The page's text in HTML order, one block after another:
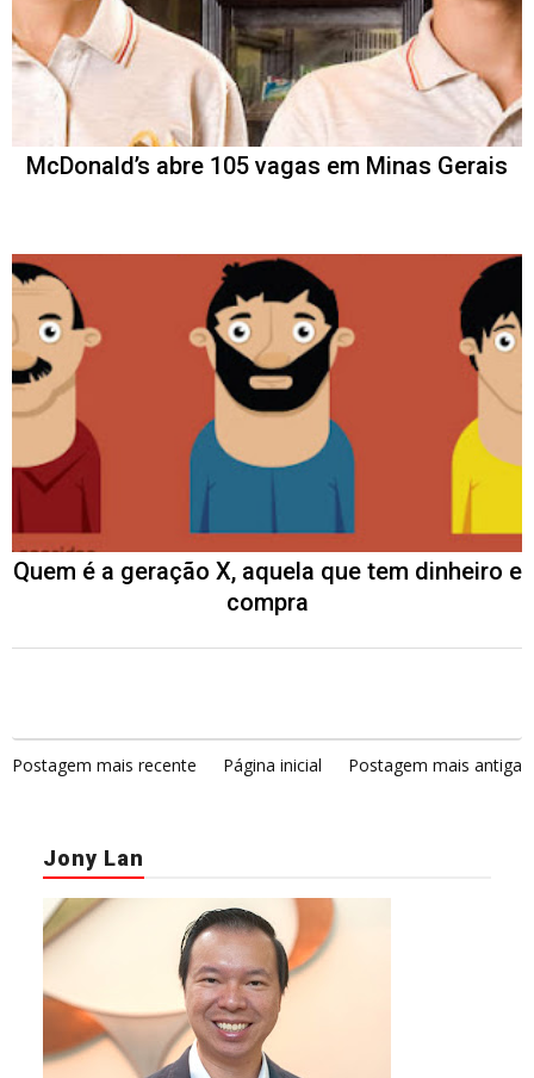
McDonald’s abre 105 vagas em Minas Gerais
Quem é a geração X, aquela que tem dinheiro e
compra
Postagem mais recente Página inicial Postagem mais antiga
Jony Lan